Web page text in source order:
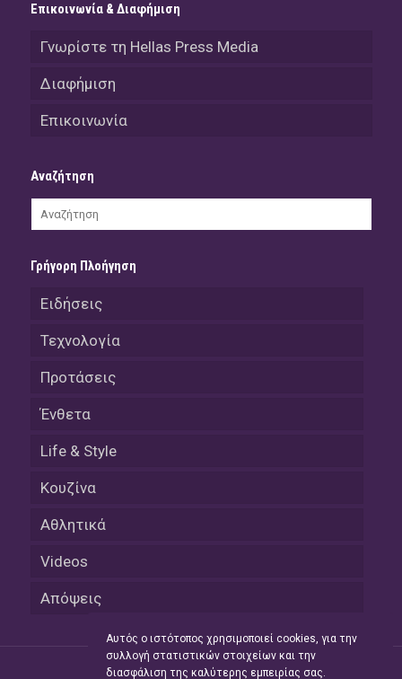
Επικοινωνία & Διαφήμιση
Γνωρίστε τη Hellas Press Media
Διαφήμιση
Επικοινωνία
Αναζήτηση
Γρήγορη Πλοήγηση
Ειδήσεις
Τεχνολογία
Προτάσεις
Ένθετα
Life & Style
Κουζίνα
Αθλητικά
Videos
Απόψεις
Αυτός ο ιστότοπος χρησιμοποιεί cookies, για την
συλλογή στατιστικών στοιχείων και την
διασφάλιση της καλύτερης εμπειρίας σας.